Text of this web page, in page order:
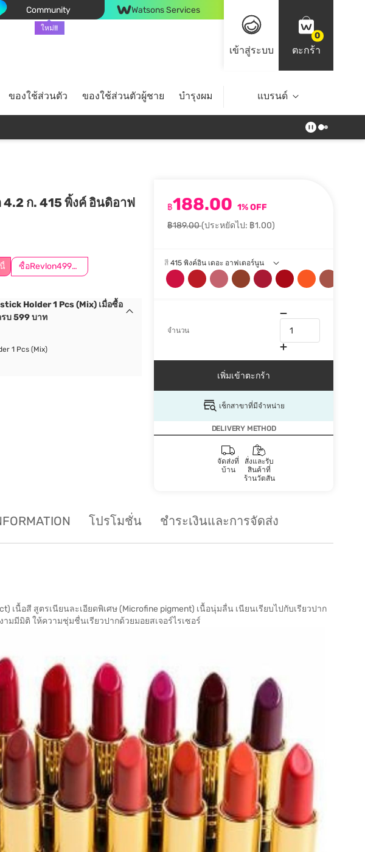
Community
ใหม่!!
Watsons Services
เข้าสู่ระบบ
0
ตะกร้า
ของใช้ส่วนตัว ของใช้ส่วนตัวผู้ชาย บำรุงผม ไลฟ์สไตล์ Top Brands
แบรนด์
4.2 ก. 415 พิ้งค์ อินดิอาฟ
ซื้อRevlon499ลด50.-*เฉพาะสินค้าที่ร่วมรายการ
฿188.00 1% OFF
฿189.00(ประหยัดไป: ฿1.00)
สี 415 พิงค์อิน เดอะ อาฟเตอร์นูน
จำนวน
เพิ่มเข้าตะกร้า
เช็กสาขาที่มีจำหน่าย
DELIVERY METHOD
จัดส่งที่
บ้าน
สั่งและรับ
สินค้าที่
ร้านวัตสัน
Holder 1 Pcs (Mix) เมื่อซื้อ
บ 599 บาท
1 Pcs (Mix)
โปรโมชั่น ชำระเงินและการจัดส่ง
เนื้อสี สูตรเนียนละเอียดพิเศษ (Microfine pigment) เนื้อนุ่มลื่น เนียนเรียบไปกับเรียวปาก
ามมีมิติ ให้ความชุ่มชื่นเรียวปากด้วยมอยสเจอร์ไรเซอร์